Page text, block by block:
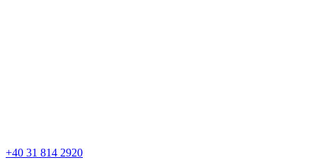
+40 31 814 2920